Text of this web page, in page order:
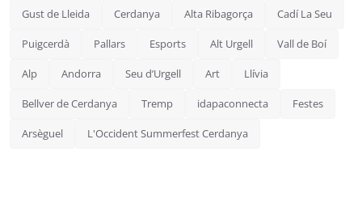
Gust de Lleida Cerdanya Alta Ribagorça Cadí La Seu
Puigcerdà Pallars Esports Alt Urgell Vall de Boí
Alp Andorra Seu d’Urgell Art Llívia
Bellver de Cerdanya Tremp idapaconnecta Festes
Arsèguel L'Occident Summerfest Cerdanya